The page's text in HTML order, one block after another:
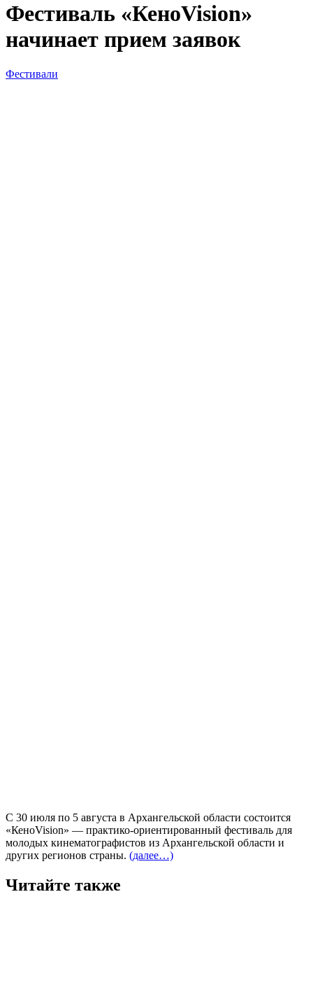
Фестиваль «КеноVision»
начинает прием заявок
Фестивали
С 30 июля по 5 августа в Архангельской области состоится
«КеноVision» — практико-ориентированный фестиваль для
молодых кинематографистов из Архангельской области и
других регионов страны. (далее…)
Читайте также